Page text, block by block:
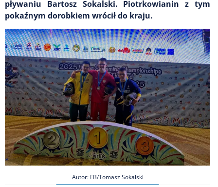
pływaniu Bartosz Sokalski. Piotrkowianin z tym
pokaźnym dorobkiem wrócił do kraju.
Autor: FB/Tomasz Sokalski